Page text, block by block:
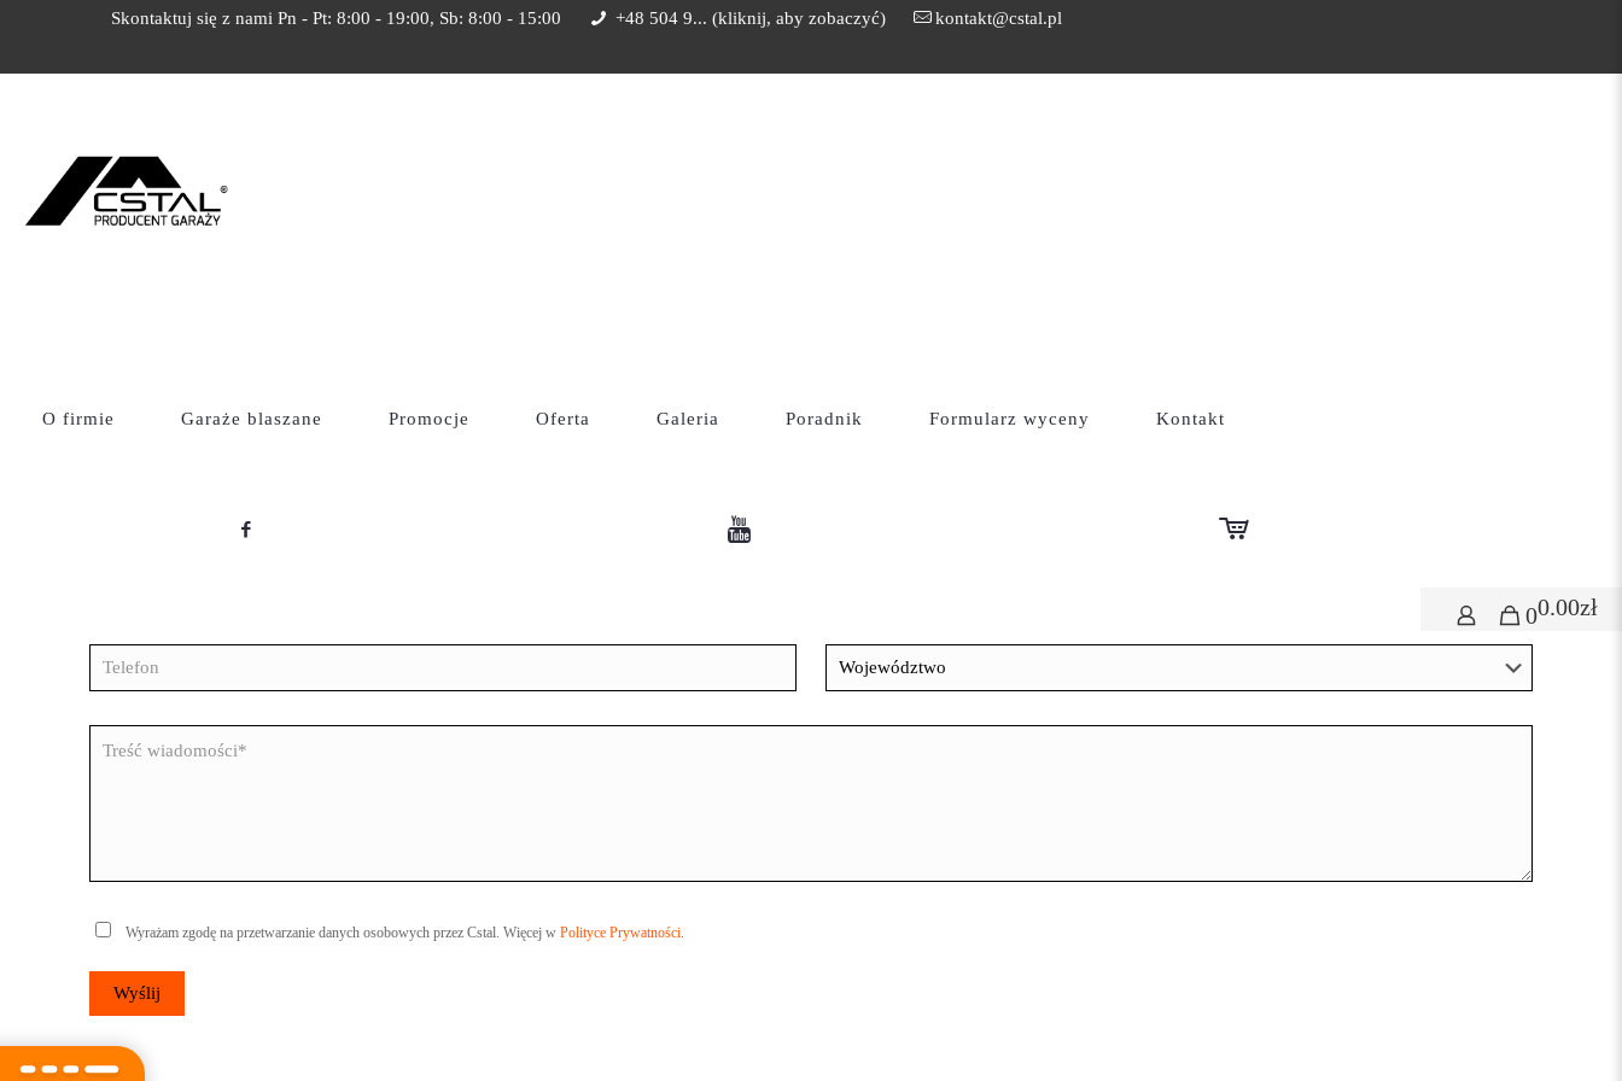
Skontaktuj się z nami Pn - Pt: 8:00 - 19:00, Sb: 8:00 - 15:00 +48 504 9... (kliknij, aby zobaczyć) kontakt@cstal.pl
O firmie Garaże blaszane Promocje Oferta Galeria Poradnik Formularz wyceny Kontakt
00.00zł
ZAPYTAJ O PRODUKT
Cstal Zapytaj o produkt
Wyrażam zgodę na przetwarzanie danych osobowych przez Cstal. Więcej w Polityce Prywatności